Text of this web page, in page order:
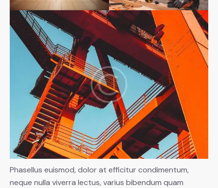
Phasellus euismod, dolor at efficitur condimentum,
neque nulla viverra lectus, varius bibendum quam